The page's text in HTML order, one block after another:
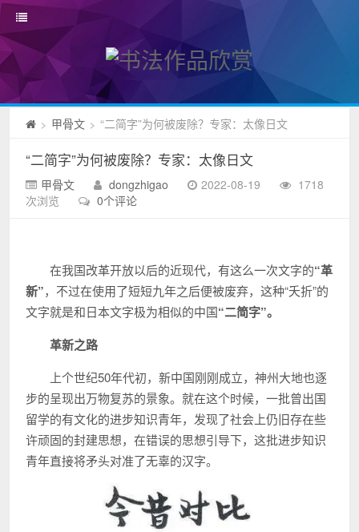
> 甲骨文 > “二简字”为何被废除？专家：太像日文
“二简字”为何被废除？专家：太像日文
甲骨文 dongzhigao 2022-08-19
1718
次浏览
0个评论
在我国改革开放以后的近现代，有这么一次文字的“革
新”，不过在使用了短短九年之后便被废弃，这种“夭折”的
文字就是和日本文字极为相似的中国“二简字”。
革新之路
上个世纪50年代初，新中国刚刚成立，神州大地也逐
步的呈现出万物复苏的景象。就在这个时候，一批曾出国
留学的有文化的进步知识青年，发现了社会上仍旧存在些
许顽固的封建思想，在错误的思想引导下，这批进步知识
青年直接将矛头对准了无辜的汉字。